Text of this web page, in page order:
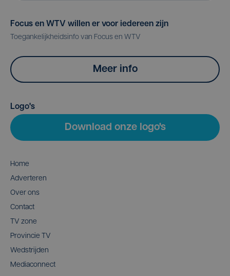
Focus en WTV willen er voor iedereen zijn
Toegankelijkheidsinfo van Focus en WTV
Meer info
Logo's
Download onze logo's
Home
Adverteren
Over ons
Contact
TV zone
Provincie TV
Wedstrijden
Mediaconnect